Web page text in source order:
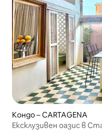
Кондо – CARTAGENA
Ексклузивен оазис в